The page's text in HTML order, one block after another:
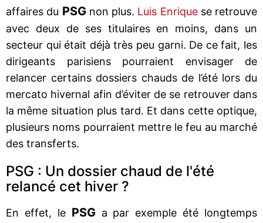
affaires du PSGnon plus. Luis Enriquese retrouve
avec deux de ses titulaires en moins, dans un
secteur qui était déjà très peu garni. De ce fait, les
dirigeants parisiens pourraient envisager de
relancer certains dossiers chauds de l’été lors du
mercato hivernal afin d’éviter de se retrouver dans
la même situation plus tard. Et dans cette optique,
plusieurs noms pourraient mettre le feu au marché
des transferts.
PSG : Un dossier chaud de l'été
relancé cet hiver ?
En effet, le PSGa par exemple été longtemps